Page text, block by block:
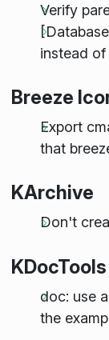
Verify
instead
Breeze
Export
that
KArchive
Don't
KDocTools
doc: use
the